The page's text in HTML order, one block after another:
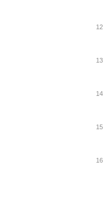
12
13
14
15
16